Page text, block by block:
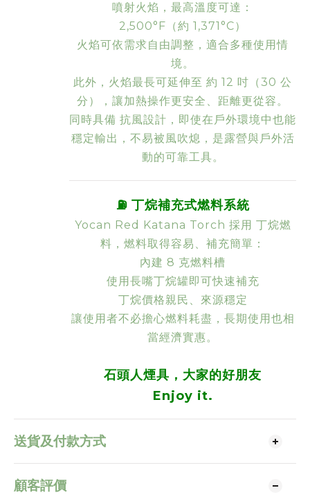
噴射火焰 ，最高溫度可達：
2,500°F（約 1,371°C）
火焰可依需求自由調整，適合多種使用情
境。
此外，火焰最長可延伸至 約 12 吋（30 公
分）
，讓加熱操作更安全、距離更從容。
同時具備 抗風設計 ，即使在戶外環境中也能
穩定輸出，不易被風吹熄，是露營與戶外活
動的可靠工具。
⛽ 丁烷補充式燃料系統
Yocan Red Katana Torch 採用 丁烷燃
料 ，燃料取得容易、補充簡單：
內建 8 克燃料槽
使用長嘴丁烷罐即可快速補充
丁烷價格親民、來源穩定
讓使用者不必擔心燃料耗盡，長期使用也相
當經濟實惠。
石頭人煙具，大家的好朋友
Enjoy it.
送貨及付款方式
顧客評價